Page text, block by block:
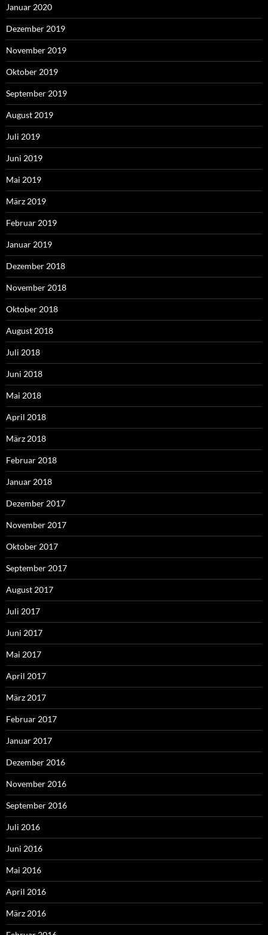
Januar 2020
Dezember 2019
November 2019
Oktober 2019
September 2019
August 2019
Juli 2019
Juni 2019
Mai 2019
März 2019
Februar 2019
Januar 2019
Dezember 2018
November 2018
Oktober 2018
August 2018
Juli 2018
Juni 2018
Mai 2018
April 2018
März 2018
Februar 2018
Januar 2018
Dezember 2017
November 2017
Oktober 2017
September 2017
August 2017
Juli 2017
Juni 2017
Mai 2017
April 2017
März 2017
Februar 2017
Januar 2017
Dezember 2016
November 2016
September 2016
Juli 2016
Juni 2016
Mai 2016
April 2016
März 2016